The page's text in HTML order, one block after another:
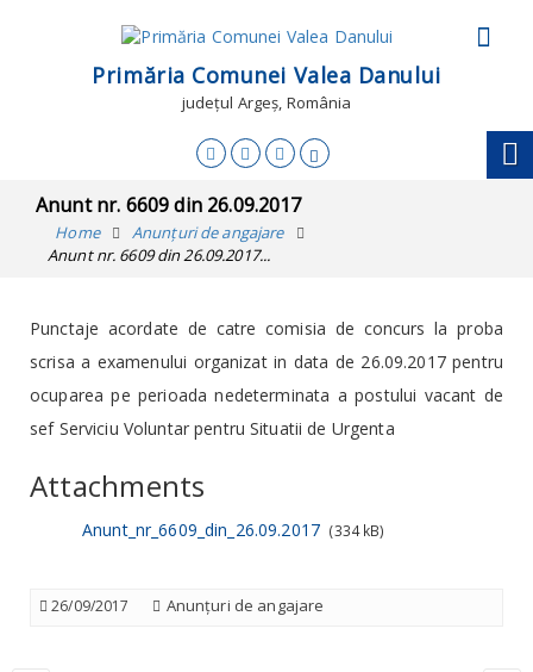
Primăria Comunei Valea Danului
județul Argeș, România
Anunt nr. 6609 din 26.09.2017
Home
Anunțuri de angajare
Anunt nr. 6609 din 26.09.2017...
Punctaje acordate de catre comisia de concurs la proba
scrisa a examenului organizat in data de 26.09.2017 pentru
ocuparea pe perioada nedeterminata a postului vacant de
sef Serviciu Voluntar pentru Situatii de Urgenta
Attachments
Anunt_nr_6609_din_26.09.2017 (334 kB)
26/09/2017 Anunțuri de angajare